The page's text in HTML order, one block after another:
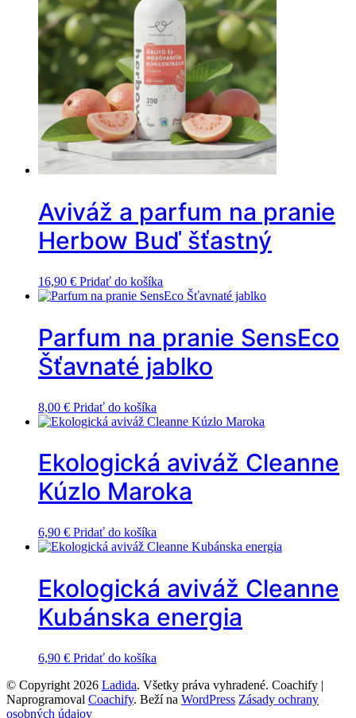
Aviváž a parfum na pranie
Herbow Buď šťastný
16,90 € Pridať do košíka
Parfum na pranie SensEco
Šťavnaté jablko
8,00 € Pridať do košíka
Ekologická aviváž Cleanne
Kúzlo Maroka
6,90 € Pridať do košíka
Ekologická aviváž Cleanne
Kubánska energia
6,90 € Pridať do košíka
© Copyright 2026 Ladida. Všetky práva vyhradené. Coachify |
Naprogramoval Coachify. Beží na WordPress Zásady ochrany
osobných údajov